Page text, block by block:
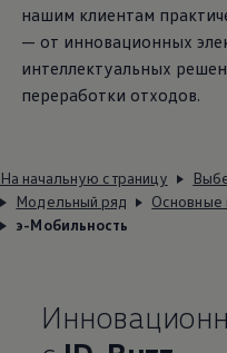
нашим клиентам
— от инновационных
интеллектуальных
переработки отходов.
На начальную страницу
Модельный ряд
Основные
э-Мобильность